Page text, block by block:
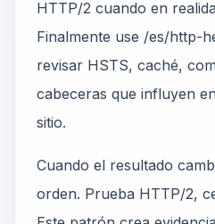
HTTP/2 cuando en
Finalmente use /es/http-
revisar HSTS, caché,
cabeceras que influyen
sitio.
Cuando el resultado
orden. Prueba HTTP/2,